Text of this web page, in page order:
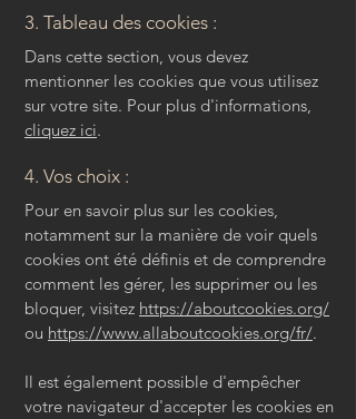
3. Tableau des cookies :
Dans cette section, vous devez
mentionner les cookies que vous utilisez
sur votre site. Pour plus d'informations,
cliquez ici.
4. Vos choix :
Pour en savoir plus sur les cookies,
notamment sur la manière de voir quels
cookies ont été définis et de comprendre
comment les gérer, les supprimer ou les
bloquer, visitez https://aboutcookies.org/
ou https://www.allaboutcookies.org/fr/.
Il est également possible d'empêcher
votre navigateur d'accepter les cookies en